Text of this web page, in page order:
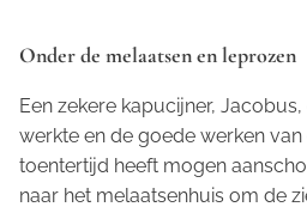
Onder de melaatsen en leprozen
Een zekere kapucijner,
werkte en de goede werken van
toentertijd heeft mogen
naar het melaatsenhuis om de